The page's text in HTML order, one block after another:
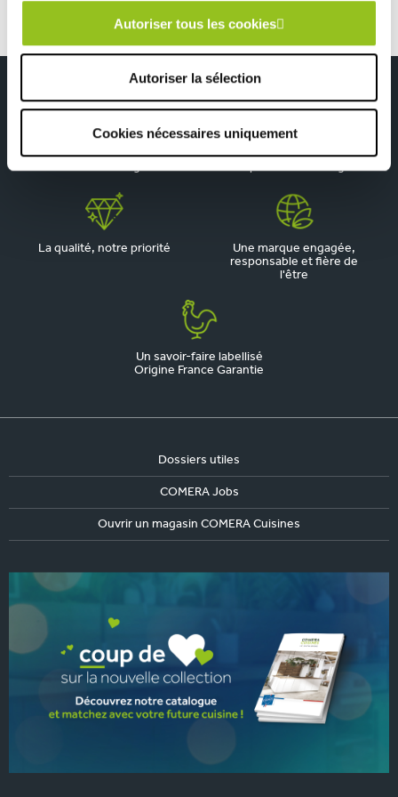
Autoriser tous les cookies
Autoriser la sélection
Cookies nécessaires uniquement
Depuis 1945, pionnier de la
cuisine aménagée
Du sur-mesure qui
respecte votre budget
La qualité, notre priorité
Une marque engagée,
responsable et fière de
l'être
Un savoir-faire labellisé
Origine France Garantie
Dossiers utiles
COMERA Jobs
Ouvrir un magasin COMERA Cuisines